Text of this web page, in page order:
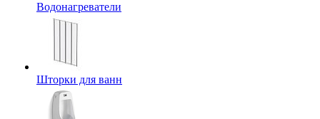
Водонагреватели
Шторки для ванн